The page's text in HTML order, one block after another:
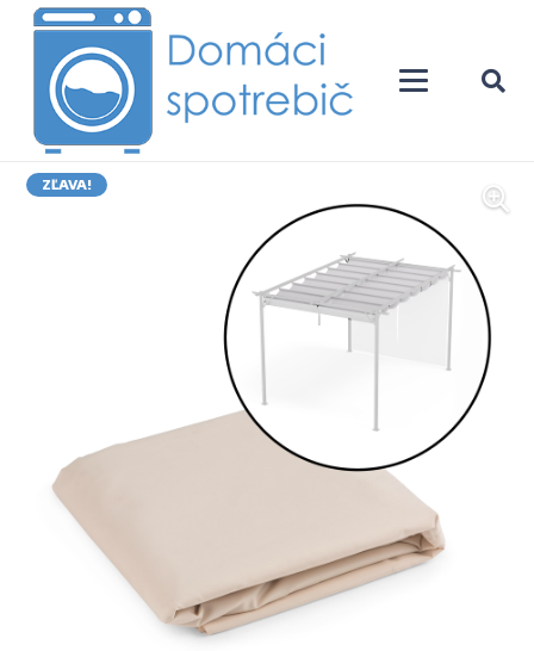
ZĽAVA!